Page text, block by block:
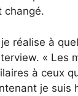
changé.
réalise à
« Les
à ceux
je suis